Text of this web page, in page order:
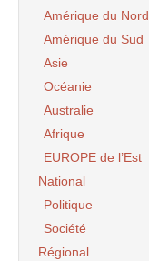
Amérique du Nord
Amérique du Sud
Asie
Océanie
Australie
Afrique
EUROPE de l’Est
National
Politique
Société
Régional